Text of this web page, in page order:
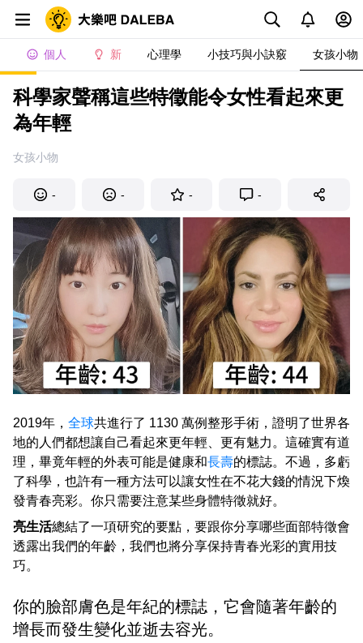
個人 新 心理學 小技巧與小訣竅 女孩小物
科學家聲稱這些特徵能令女性看起來更
為年輕
女孩小物
- - - -
2019年， 全球共進行了 1130 萬例整形手術，證明了世界各
地的人們都想讓自己看起來更年輕、更有魅力。這確實有道
理，畢竟年輕的外表可能是健康和長壽的標誌。不過，多虧
了科學，也許有一種方法可以讓女性在不花大錢的情況下煥
發青春亮彩。你只需要注意某些身體特徵就好。
亮生活總結了一項研究的要點，要跟你分享哪些面部特徵會
透露出我們的年齡，我們也將分享保持青春光彩的實用技
巧。
你的臉部膚色是年紀的標誌，它會隨著年齡的
增長而發生變化並逝去容光。